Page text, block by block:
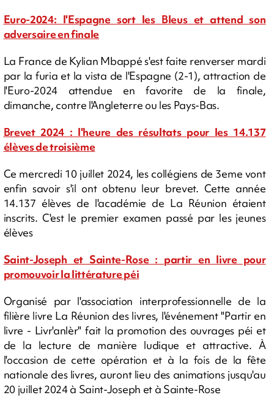
Euro-2024: l'Espagne sort les Bleus et attend son
adversaire en finale
La France de Kylian Mbappé s'est faite renverser mardi
par la furia et la vista de l'Espagne (2-1), attraction de
l'Euro-2024 attendue en favorite de la finale,
dimanche, contre l'Angleterre ou les Pays-Bas.
Brevet 2024 : l'heure des résultats pour les 14.137
élèves de troisième
Ce mercredi 10 juillet 2024, les collégiens de 3eme vont
enfin savoir s'il ont obtenu leur brevet. Cette année
14.137 élèves de l'académie de La Réunion étaient
inscrits. C'est le premier examen passé par les jeunes
élèves
Saint-Joseph et Sainte-Rose : partir en livre pour
promouvoir la littérature péi
Organisé par l'association interprofessionnelle de la
filière livre La Réunion des livres, l'événement "Partir en
livre - Livr'anlèr" fait la promotion des ouvrages péi et
de la lecture de manière ludique et attractive. À
l'occasion de cette opération et à la fois de la fête
nationale des livres, auront lieu des animations jusqu'au
20 juillet 2024 à Saint-Joseph et à Sainte-Rose